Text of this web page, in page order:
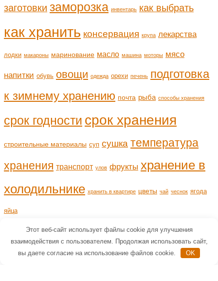
заготовки заморозка инвентарь как выбрать
как хранить консервация крупа лекарства
лодки макароны маринование масло машина моторы мясо
напитки обувь овощи одежда орехи печень подготовка
к зимнему хранению почта рыба способы хранения
срок годности срок хранения
строительные материалы суп сушка температура
хранения транспорт улов фрукты хранение в
холодильнике хранить в квартире цветы чай чеснок ягода
яйца
Этот веб-сайт использует файлы cookie для улучшения
взаимодействия с пользователем. Продолжая использовать сайт,
вы даете согласие на использование файлов cookie.
OK